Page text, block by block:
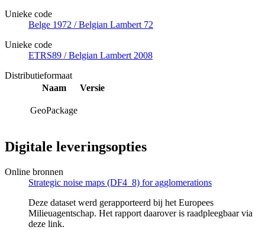
Unieke code
Belge 1972 / Belgian Lambert 72
Unieke code
ETRS89 / Belgian Lambert 2008
Distributieformaat
Naam
Versie
GeoPackage
Digitale leveringsopties
Online bronnen
Strategic noise maps (DF4_8) for agglomerations
Deze dataset werd gerapporteerd bij het Europees
Milieuagentschap. Het rapport daarover is raadpleegbaar via
deze link.